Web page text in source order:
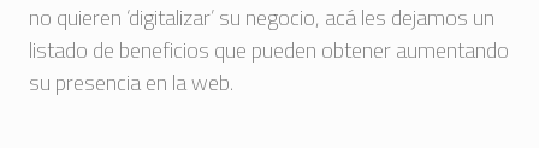
no quieren ‘digitalizar’ su negocio, acá les dejamos un
listado de beneficios que pueden obtener aumentando
su presencia en la web.